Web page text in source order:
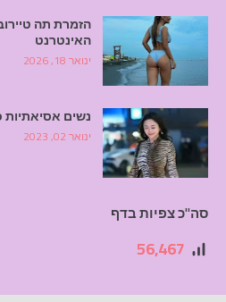
הזמרת תה
האינטרנט
ינואר 18, 2026
נשים אסיאתיות
ינואר 02, 2023
סה"כ צפיות בדף
56,467